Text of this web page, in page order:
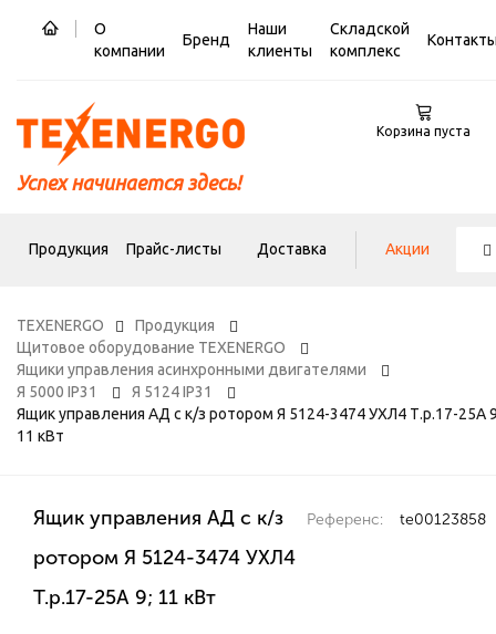
О
компании
Бренд
Наши
клиенты
Складской
комплекс
Успех начинается здесь!
Корзина пуста
Продукция Прайс-листы Доставка Акции
TEXENERGO
Продукция
Щитовое оборудование TEXENERGO
Ящики управления асинхронными двигателями
Я 5000 IP31
Я 5124 IP31
Ящик управления АД с к/з ротором Я 5124-3474 УХЛ4 Т.р.17-25А
11 кВт
Ящик управления АД с к/з
ротором Я 5124-3474 УХЛ4
Т.р.17-25А 9; 11 кВт
Референс: te00123858